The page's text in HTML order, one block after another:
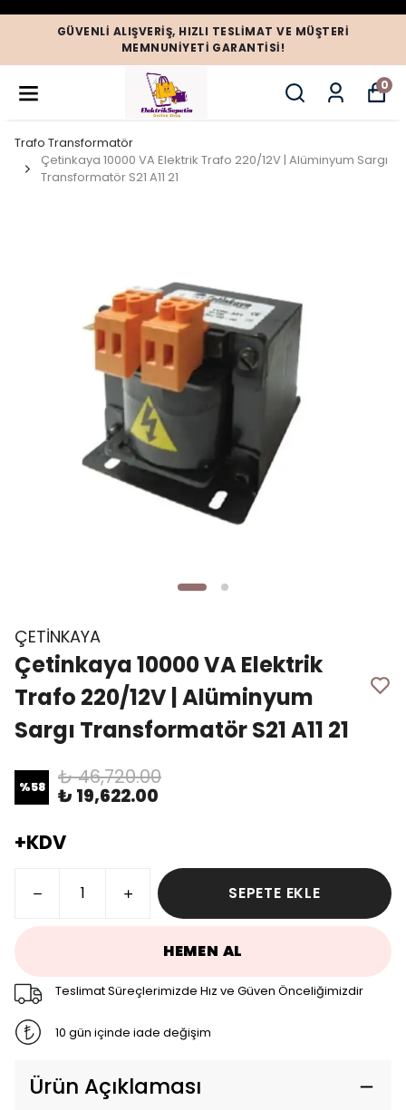
GÜVENLI ALIŞVERIŞ, HIZLI TESLIMAT VE MÜŞTERI
MEMNUNIYETI GARANTISI!
0
Trafo Transformatör
Çetinkaya 10000 VA Elektrik Trafo 220/12V | Alüminyum Sargı
Transformatör S21 A11 21
ÇETİNKAYA
Çetinkaya 10000 VA Elektrik
Trafo 220/12V | Alüminyum
Sargı Transformatör S21 A11 21
%58 ₺ 46,720.00
₺ 19,622.00
+KDV
SEPETE EKLE
HEMEN AL
Teslimat Süreçlerimizde Hız ve Güven Önceliğimizdir
10 gün içinde iade değişim
Ürün Açıklaması